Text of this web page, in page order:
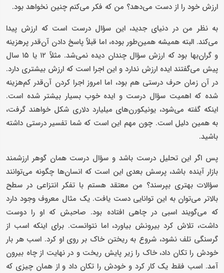
ارزش خود را از دست می‌دهد؟ من که فکر می‌کنم چنین نخواهد بود.
به نظر من در دنیای جدید، این سؤال درست است که ارزش پیدا
می‌کند. البته همیشه همین‌طور بوده، اما قبلاً پاسخ دادن آن‌قدر پرهزینه
و گران‌بها بود که ارزش سؤال چندان دیده نمی‌شد. مثلاً ۱۲ یا ۱۵ سال
پیش می‌گفتند ایده ارزش ندارد و این اجرا است که ارزش بیشتری دارد.
در آن زمان حرف درستی هم بود، اما امروز اجرا کردن آن‌قدر کم‌هزینه
شده که اهمیت سؤال درست و ایده خوب بسیار بیشتر شده است.
اینکه گفته می‌شود، یونیکورن‌های میلیارد دلاری شکل خواهند گرفت،
به همین دلیل است. چون مهم این است که شما تفسیر درستی داشته
باشید.
پس اگر این تحلیل درست باشد و سؤال درست همان گوهر ارزشمند
بازار آینده باشد، پرسش بعدی این است که انسان‌ها چگونه می‌توانند
سؤالات بهتری بپرسند؟ من معتقد هستم با تفکر انتزاعی در سطح
بالاتر می‌توان به این توانایی دست یافت. یک مثال معروف وجود دارد
که می‌گویند اسبی در چاهی افتاده بود. صاحبش که او را دوست
داشت، تلاش کرد بیرونش بیاورد، اما نتوانست. برای اینکه اسب از
گرسنگی تلف نشود، شروع به ریختن خاک بر روی او کرد. اسب هر بار
خودش را تکان داد، خاک را زیر پایش ریخت و در نهایت از چاه بیرون
آمد. اسب فقط یک کار کرد و خودش را تکان داد و از همان چیزی که